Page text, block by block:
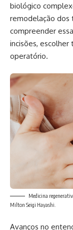
biológico
remodelação dos
compreender
incisões, escolher
operatório.
Medicina
Milton Seigi Hayashi.
Avanços no